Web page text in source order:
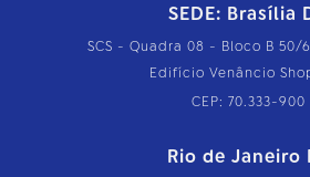
SEDE: Brasília
SCS - Quadra 08 - Bloco B 50/
Edifício Venâncio
CEP: 70.333-900
Rio de Janeiro